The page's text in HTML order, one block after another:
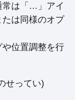
常は「…」アイ
は同様のオプ
位置調整を行
せってい)